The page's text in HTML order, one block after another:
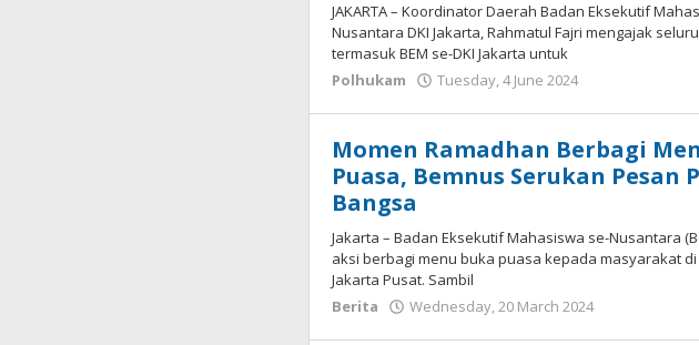
JAKARTA – Koordinator Daerah Badan Eksekutif
Nusantara DKI Jakarta, Rahmatul Fajri mengajak
termasuk BEM se-DKI Jakarta untuk
Polhukam
Tuesday, 4 June 2024
Momen Ramadhan Berbagi
Puasa, Bemnus Serukan Pesan
Bangsa
Jakarta – Badan Eksekutif Mahasiswa se-Nusantara
aksi berbagi menu buka puasa kepada masyarakat di
Jakarta Pusat. Sambil
Berita
Wednesday, 20 March 2024